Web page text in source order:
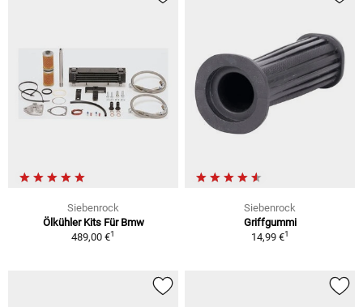
Siebenrock
Ölkühler Kits Für Bmw
489,00 €1
Siebenrock
Griffgummi
14,99 €1